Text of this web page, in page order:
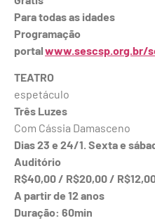
Para todas as idades
portalwww.sescsp.org.br/
TEATRO
espetáculo
Três Luzes
Com Cássia Damasceno
Dias 23 e 24/1. Sexta e
Auditório
R$40,00 / R$20,00 /
A partir de 12 anos
Duração: 60min